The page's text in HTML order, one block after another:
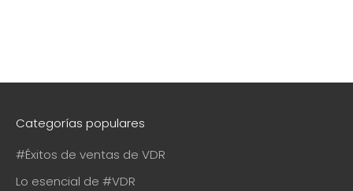
Categorías populares
#Éxitos de ventas de VDR
Lo esencial de #VDR